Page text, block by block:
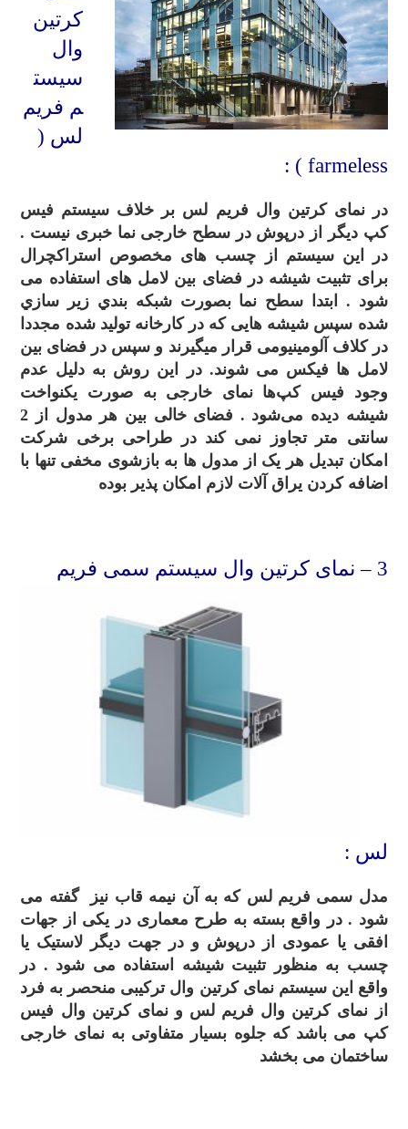
کرتین
وال
سیست
م فریم
لس (
farmeless ) :
در نمای کرتین وال فریم لس بر خلاف سیستم فیس
کپ دیگر از درپوش در سطح خارجی نما خبری نیست .
در این سیستم از چسب های مخصوص استراکچرال
برای تثبیت شیشه در فضای بین لامل های استفاده می
شود . ابتدا سطح نما بصورت شبکه بندي زير سازي
شده سپس شیشه هایی که در کارخانه تولید شده مجددا
در کلاف آلومینیومی قرار میگیرند و سپس در فضای بین
لامل ها فیکس می شوند. در این روش به دلیل عدم
وجود فیس کپ‌ها نمای خارجی به صورت یکنواخت
شیشه دیده می‌شود . فضای خالی بین هر مدول از 2
سانتی متر تجاوز نمی کند در طراحی برخی شرکت
امکان تبدیل هر یک از مدول ها به بازشوی مخفی تنها با
اضافه کردن یراق آلات لازم امکان پذیر بوده
3 – نمای کرتین وال سیستم سمی فریم
لس :
مدل سمی فریم لس که به آن نیمه قاب نیز گفته می
شود . در واقع بسته به طرح معماری در یکی از جهات
افقی یا عمودی از درپوش و در جهت دیگر لاستیک یا
چسب به منظور تثبیت شیشه استفاده می شود . در
واقع این سیستم نمای کرتین وال ترکیبی منحصر به فرد
از نمای کرتین وال فریم لس و نمای کرتین وال فیس
کپ می باشد که جلوه بسیار متفاوتی به نمای خارجی
ساختمان می بخشد